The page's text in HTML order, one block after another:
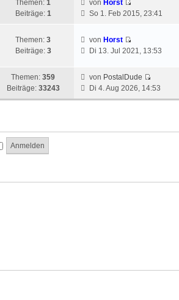
Themen: 1
Beiträge: 1
von Horst
So 1. Feb 2015, 23:41
Themen: 3
Beiträge: 3
von Horst
Di 13. Jul 2021, 13:53
Themen: 359
Beiträge: 33243
von PostalDude
Di 4. Aug 2026, 14:53